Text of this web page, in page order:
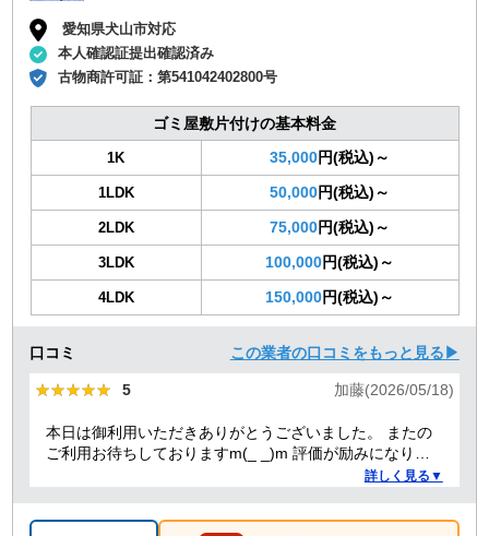
愛知県犬山市対応
本人確認証提出確認済み
古物商許可証：第541042402800号
ゴミ屋敷片付けの基本料金
1K 35,000円(税込)～
1LDK 50,000円(税込)～
2LDK 75,000円(税込)～
3LDK 100,000円(税込)～
4LDK 150,000円(税込)～
口コミ この業者の口コミをもっと見る▶
★★★★★
★★★★★ 5 加藤(2026/05/18)
本日は御利用いただきありがとうございました。 またの
ご利用お待ちしておりますm(_ _)m 評価が励みになりま
詳しく見る▼